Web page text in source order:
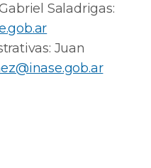
Saladrigas:
Juan